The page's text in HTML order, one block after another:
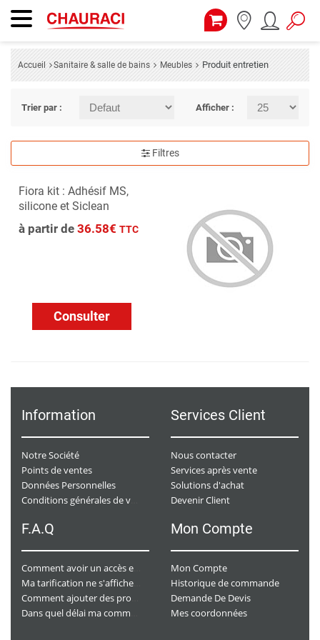
Accueil Sanitaire & salle de bains Meubles Produit entretien
Trier par : Afficher :
Filtres
Fiora kit : Adhésif MS,
silicone et Siclean
à partir de 36.58€ TTC
Consulter
Information
Notre Société
Points de ventes
Données Personnelles
Services Client
Nous contacter
Services après vente
Solutions d'achat
Devenir Client
F.A.Q Mon Compte
Mon Compte
Historique de commande
Demande De Devis
Mes coordonnées